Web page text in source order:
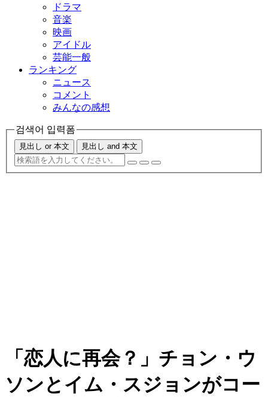
ドラマ
音楽
映画
アイドル
芸能一般
ランキング
ニュース
コメント
みんなの感想
검색어 입력폼
見出し or 本文 見出し and 本文
「恋人に再会？」チョン・ウ
ソンとイム・スジョンがコー